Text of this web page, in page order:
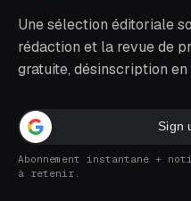
Une sélection éditoriale
rédaction et la revue de
gratuite, désinscription en
Sign
Abonnement instantané +
à retenir.